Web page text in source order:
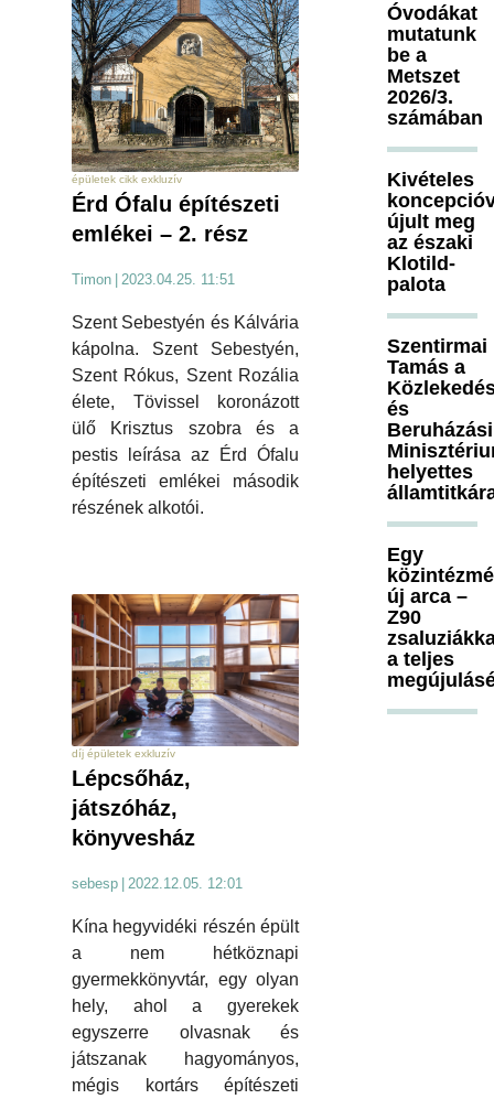
épületek cikk exkluzív
Érd Ófalu építészeti
emlékei – 2. rész
Timon 2023.04.25. 11:51
Szent Sebestyén és Kálvária
kápolna. Szent Sebestyén,
Szent Rókus, Szent Rozália
élete, Tövissel koronázott
ülő Krisztus szobra és a
pestis leírása az Érd Ófalu
építészeti emlékei második
részének alkotói.
díj épületek exkluzív
Lépcsőház,
játszóház,
könyvesház
sebesp | 2022.12.05. 12:01
Kína hegyvidéki részén épült
a nem hétköznapi
gyermekkönyvtár, egy olyan
hely, ahol a gyerekek
egyszerre olvasnak és
játszanak hagyományos,
mégis kortárs építészeti
Óvodákat
mutatunk
be a
Metszet
2026/3.
számában
Kivételes
újult meg
az északi
Klotild-
palota
Szentirmai
Tamás a
és
Beruházási
helyettes
Egy
új arca –
Z90
a teljes